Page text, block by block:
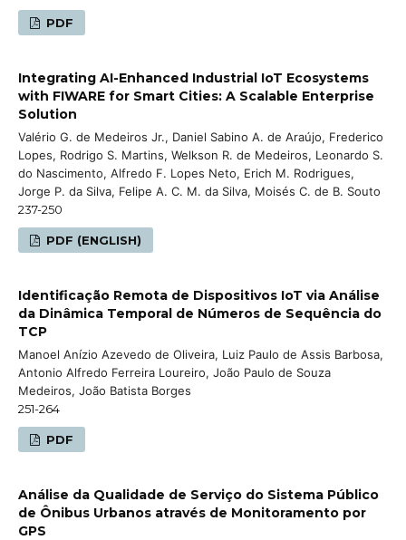
PDF
Integrating AI-Enhanced Industrial IoT Ecosystems
with FIWARE for Smart Cities: A Scalable Enterprise
Solution
Valério G. de Medeiros Jr., Daniel Sabino A. de Araújo, Frederico
Lopes, Rodrigo S. Martins, Welkson R. de Medeiros, Leonardo S.
do Nascimento, Alfredo F. Lopes Neto, Erich M. Rodrigues,
Jorge P. da Silva, Felipe A. C. M. da Silva, Moisés C. de B. Souto
237-250
PDF (ENGLISH)
Identificação Remota de Dispositivos IoT via Análise
da Dinâmica Temporal de Números de Sequência do
TCP
Manoel Anízio Azevedo de Oliveira, Luiz Paulo de Assis Barbosa,
Antonio Alfredo Ferreira Loureiro, João Paulo de Souza
Medeiros, João Batista Borges
251-264
PDF
Análise da Qualidade de Serviço do Sistema Público
de Ônibus Urbanos através de Monitoramento por
GPS